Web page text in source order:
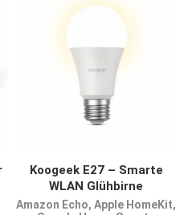
JETZT KAUFEN
Koogeek E27 – Smarte
WLAN Glühbirne
Amazon Echo, Apple HomeKit,